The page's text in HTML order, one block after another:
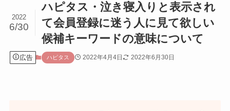
ハピタス・泣き寝入りと表示され
て会員登録に迷う人に見て欲しい
候補キーワードの意味について
2022
6/30
広告 ハピタス 2022年4月4日 2022年6月30日